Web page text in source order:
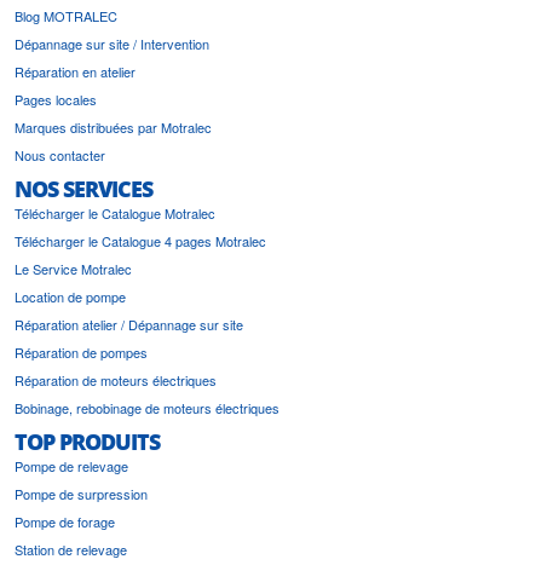
Blog MOTRALEC
Dépannage sur site / Intervention
Réparation en atelier
Pages locales
Marques distribuées par Motralec
Nous contacter
NOS SERVICES
Télécharger le Catalogue Motralec
Télécharger le Catalogue 4 pages Motralec
Le Service Motralec
Location de pompe
Réparation atelier / Dépannage sur site
Réparation de pompes
Réparation de moteurs électriques
Bobinage, rebobinage de moteurs électriques
TOP PRODUITS
Pompe de relevage
Pompe de surpression
Pompe de forage
Station de relevage